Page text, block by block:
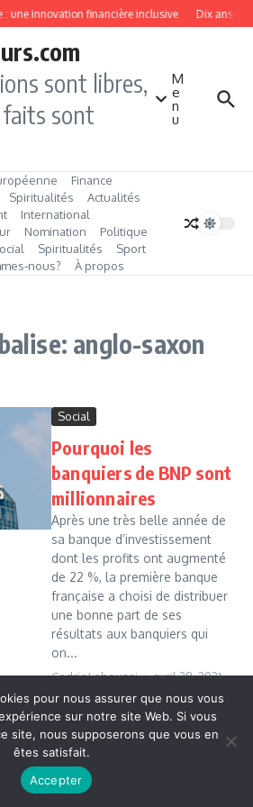
: une innovation financière inclusive Dix ans de
sont libres,
faits sont
M
e
n
u
Finance
Spiritualités
Actualités
International
Nomination
Politique
Spiritualités
Sport
À propos
anglo-saxon
Social
Pourquoi les
banquiers de BNP sont
millionnaires
Après une très belle année de
sa banque d’investissement
dont les profits ont augmenté
de 22 %, la première banque
française a choisi de distribuer
une bonne part de ses
résultats aux banquiers qui
on...
Cedric Leboussi avril 28, 2021
Read More
d'actualités X
pour nous assurer que nous vous
sur notre site Web. Si vous
site, nous supposerons que vous en
êtes satisfait.
Accepter